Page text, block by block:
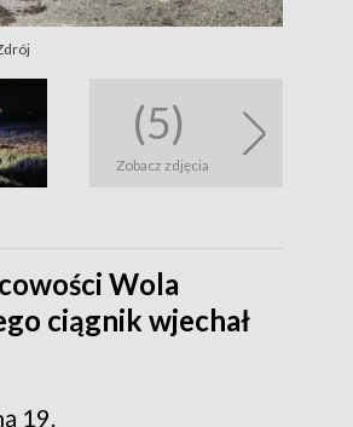
(5)
Zobacz zdjęcia
Wola
ciągnik wjechał
19.